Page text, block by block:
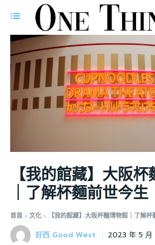
【我的館藏】大阪
｜了解杯麵前世今生
首頁 文化 【我的館藏】大阪杯麵博物館｜了解
好西 Good West 2023 年 5 月